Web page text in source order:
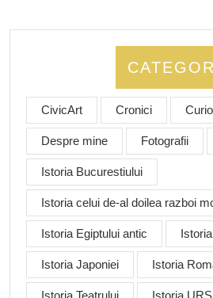
CivicArt Cronici
Despre mine Fotografii
Istoria Bucurestiului
Istoria celui de-al doilea razboi
Istoria Egiptului antic
Istoria Japoniei Istoria
Istoria Teatrului Istoria